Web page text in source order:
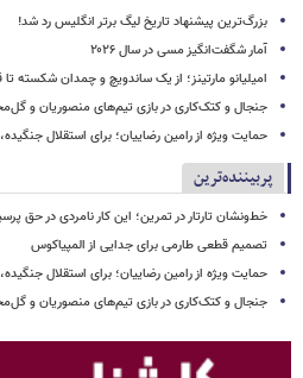
بزرگ‌ترین پیشنهاد تاریخ لیگ برتر انگلیس رد شد!
آمار شگفت‌انگیز مسی در سال ۲۰۲۶
امیلیانو مارتینز؛ از یک ساندویچ و چمدان شکسته
جنجال و کتک‌کاری در بازی تیم‌های منصوریان و
حمایت ویژه از رامین رضاییان؛ برای استقلال
پربیننده‌ترین
خط‌ونشان تارتار در تمرین؛ این کار نامردی در حق
تصمیم قطعی طارمی برای جدایی از المپیاکوس
حمایت ویژه از رامین رضاییان؛ برای استقلال
جنجال و کتک‌کاری در بازی تیم‌های منصوریان و